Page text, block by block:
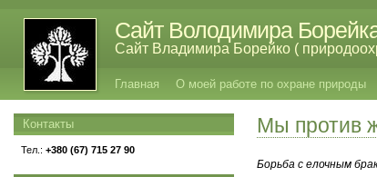
Сайт Володимира
Сайт Владимира Борейко (
Главная О моей работе по охране природы
Мы против
Борьба с елочным
Контакты
Тел.: +380 (67) 715 27 90